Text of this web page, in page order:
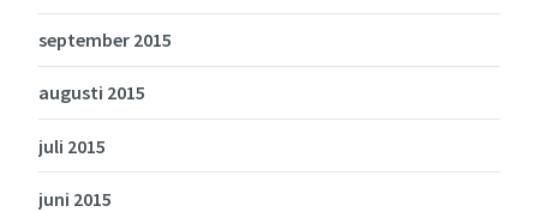
september 2015
augusti 2015
juli 2015
juni 2015